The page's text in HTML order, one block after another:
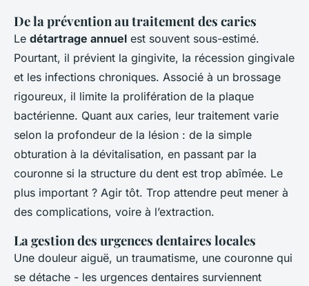
De la prévention au traitement des caries
Le détartrage annuel est souvent sous-estimé.
Pourtant, il prévient la gingivite, la récession gingivale
et les infections chroniques. Associé à un brossage
rigoureux, il limite la prolifération de la plaque
bactérienne. Quant aux caries, leur traitement varie
selon la profondeur de la lésion : de la simple
obturation à la dévitalisation, en passant par la
couronne si la structure du dent est trop abîmée. Le
plus important ? Agir tôt. Trop attendre peut mener à
des complications, voire à l’extraction.
La gestion des urgences dentaires locales
Une douleur aiguë, un traumatisme, une couronne qui
se détache - les urgences dentaires surviennent